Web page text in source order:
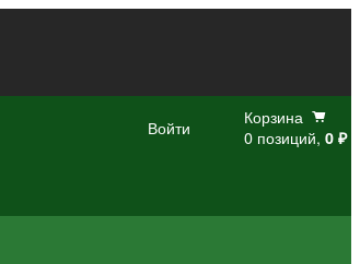
Войти
Корзина
0 позиций, 0 ₽